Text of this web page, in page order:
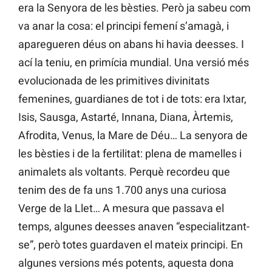
era la Senyora de les bèsties. Però ja sabeu com
va anar la cosa: el principi femení s’amagà, i
aparegueren déus on abans hi havia deesses. I
ací la teniu, en primícia mundial. Una versió més
evolucionada de les primitives divinitats
femenines, guardianes de tot i de tots: era Ixtar,
Isis, Sausga, Astarté, Innana, Diana, Àrtemis,
Afrodita, Venus, la Mare de Déu… La senyora de
les bèsties i de la fertilitat: plena de mamelles i
animalets als voltants. Perquè recordeu que
tenim des de fa uns 1.700 anys una curiosa
Verge de la Llet… A mesura que passava el
temps, algunes deesses anaven “especialitzant-
se”, però totes guardaven el mateix principi. En
algunes versions més potents, aquesta dona